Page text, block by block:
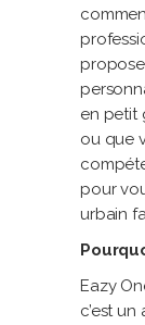
en petit
ou que
pour
urbain
Eazy
c’est